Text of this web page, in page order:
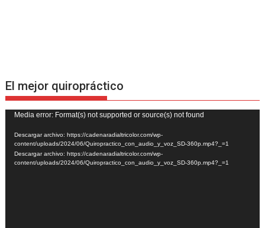
El mejor quiropráctico
Reproductor
de
vídeo
Media error: Format(s) not supported or source(s) not found
Descargar archivo: https://cadenaradialtricolor.com/wp-
content/uploads/2024/06/Quiropractico_con_audio_y_voz_SD-360p.mp4?_=1
Descargar archivo: https://cadenaradialtricolor.com/wp-
content/uploads/2024/06/Quiropractico_con_audio_y_voz_SD-360p.mp4?_=1